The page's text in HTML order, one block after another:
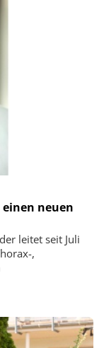
neuen
leitet seit Juli
,